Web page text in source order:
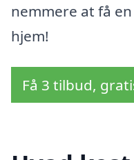
nemmere at få
hjem!
Få 3 tilbud,